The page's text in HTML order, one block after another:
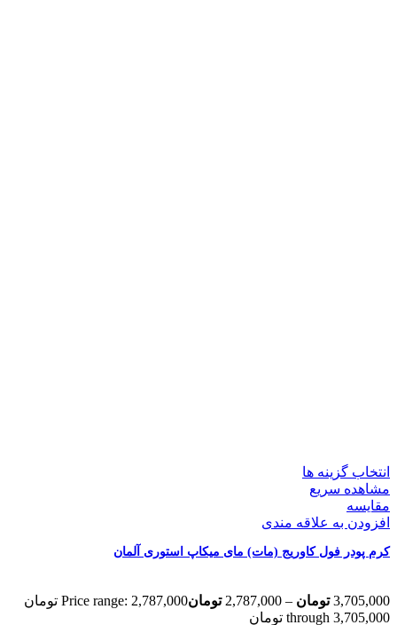
انتخاب گزینه ها
مشاهده سریع
مقایسه
افزودن به علاقه مندی
کرم پودر فول کاوریج (مات) مای میکاپ استوری آلمان
3,705,000 تومان –
2,787,000 تومان
Price range: 2,787,000 تومان
through 3,705,000 تومان